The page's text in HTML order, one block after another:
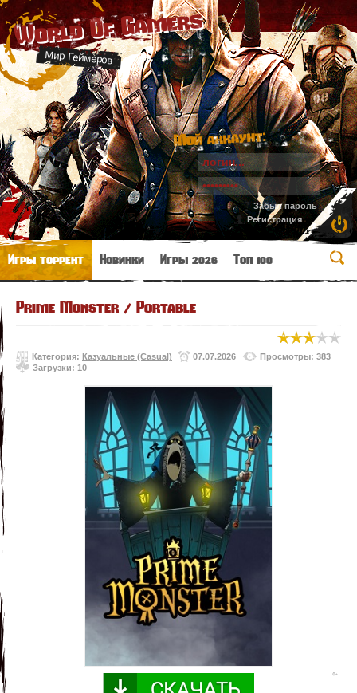
World Of Gamers
Мир Геймеров
Мой аккаунт:
Забыл пароль
Регистрация
Игры торрент Новинки Игры 2026 Топ 100
Prime Monster / Portable
Категория: Казуальные (Casual) 07.07.2026
Просмотры: 383
Загрузки: 10